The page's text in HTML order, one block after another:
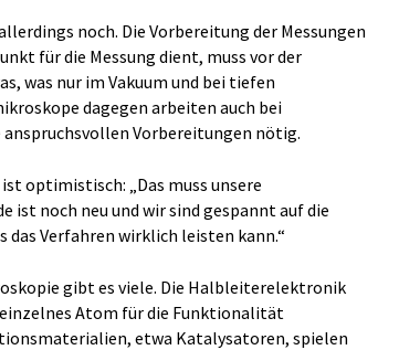
noch. Die Vorbereitung der Messungen
für die Messung dient, muss vor der
was nur im Vakuum und bei tiefen
dagegen arbeiten auch bei
anspruchsvollen Vorbereitungen nötig.
optimistisch: „Das muss unsere
ist noch neu und wir sind gespannt auf die
Verfahren wirklich leisten kann.“
gibt es viele. Die Halbleiterelektronik
Atom für die Funktionalität
etwa Katalysatoren, spielen